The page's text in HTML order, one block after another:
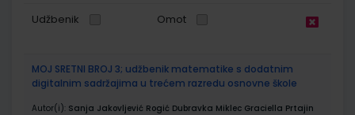
Udžbenik Omot
MOJ SRETNI BROJ 3; udžbenik matematike s dodatnim
digitalnim sadržajima u trećem razredu osnovne škole
Autor(i): Sanja Jakovljević Rogić Dubravka Miklec Graciella Prtajin